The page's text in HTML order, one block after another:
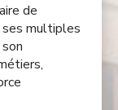
de
multiples